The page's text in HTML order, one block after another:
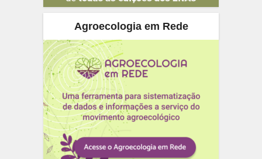
Agroecologia em Rede